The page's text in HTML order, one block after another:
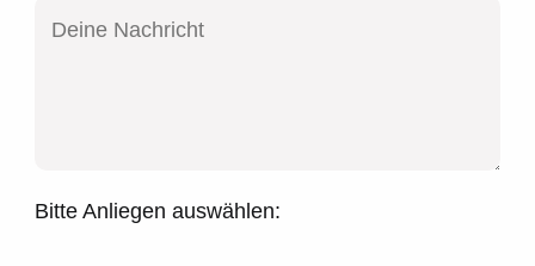
Bitte Anliegen auswählen: